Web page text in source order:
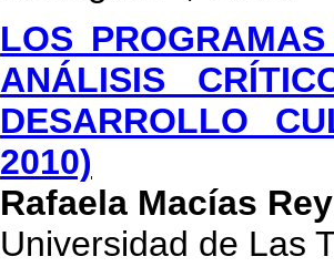
LOS
ANÁLISIS
DESARROLLO
2010)
Rafaela Macías
Universidad de Las